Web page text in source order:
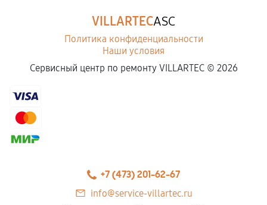
VILLARTECASC
Политика конфиденциальности
Наши условия
Сервисный центр по ремонту VILLARTEC © 2026
+7 (473) 201-62-67
info@service-villartec.ru